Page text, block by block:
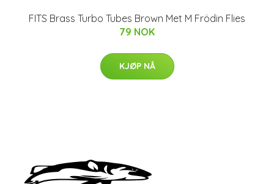
FITS Brass Turbo Tubes Brown Met M Frödin Flies
79 NOK
KJØP NÅ